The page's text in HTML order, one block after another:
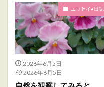
エッセイ•日記
2026年6月5日
2026年6月5日